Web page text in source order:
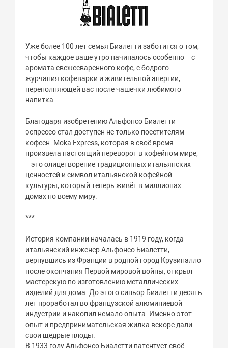
Уже более 100 лет семья Биалетти заботится о том,
чтобы каждое ваше утро начиналось особенно – с
аромата свежесваренного кофе, с бодрого
журчания кофеварки и живительной энергии,
переполняющей вас после чашечки любимого
напитка.
Благодаря изобретению Альфонсо Биалетти
эспрессо стал доступен не только посетителям
кофеен. Moka Express, которая в своё время
произвела настоящий переворот в кофейном мире,
– это олицетворение традиционных итальянских
ценностей и символ итальянской кофейной
культуры, который теперь живёт в миллионах
домах по всему миру.
***
История компании началась в 1919 году, когда
итальянский инженер Альфонсо Биалетти,
вернувшись из Франции в родной город Крузиналло
после окончания Первой мировой войны, открыл
мастерскую по изготовлению металлических
изделий для дома. До этого синьор Биалетти десять
лет проработал во французской алюминиевой
индустрии и накопил немало опыта. Именно этот
опыт и предпринимательская жилка вскоре дали
свои щедрые плоды.
В 1933 году Альфонсо Биалетти патентует своё